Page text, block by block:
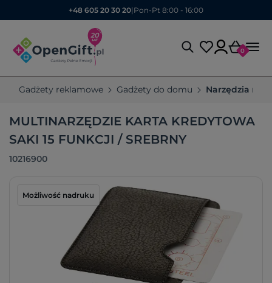
+48 605 20 30 20| Pon-Pt 8:00 - 16:00
0
Gadżety reklamowe Gadżety do domu Narzędzia
MULTINARZĘDZIE KARTA KREDYTOWA
SAKI 15 FUNKCJI / SREBRNY
10216900
Możliwość nadruku